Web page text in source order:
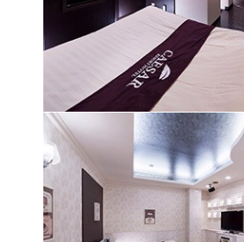
高級感溢れる落ち着いた雰